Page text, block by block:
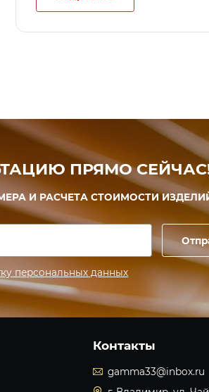
ПРЯМО
И РАСЧЕТА СТОИМОСТИ
персональных данных
Контакты
gamma33@inbox.ru